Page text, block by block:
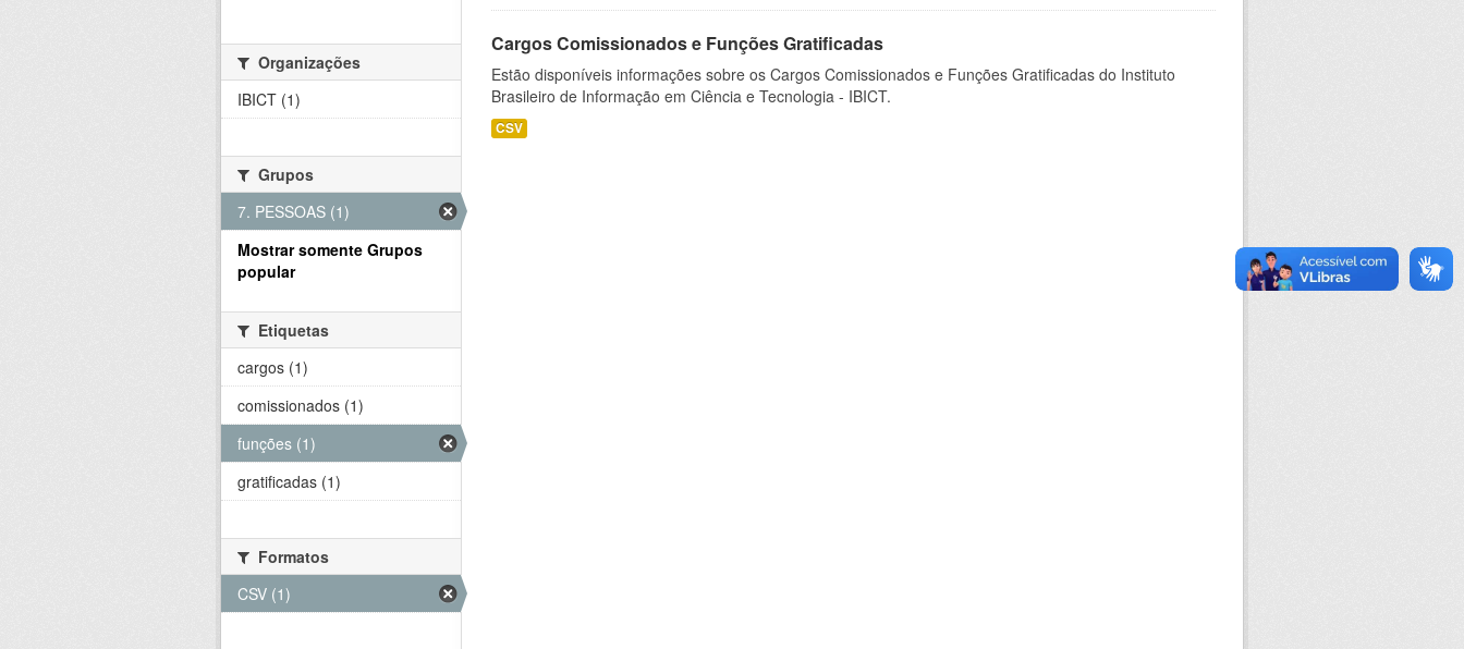
Cargos Comissionados e Funções Gratificadas
Estão disponíveis informações sobre os Cargos Comissionados e Funções Gratificadas do Instituto
Brasileiro de Informação em Ciência e Tecnologia - IBICT.
CSV
Organizações
IBICT (1)
Grupos
7. PESSOAS (1)
Mostrar somente Grupos
popular
Etiquetas
cargos (1)
comissionados (1)
funções (1)
gratificadas (1)
Formatos
CSV (1)